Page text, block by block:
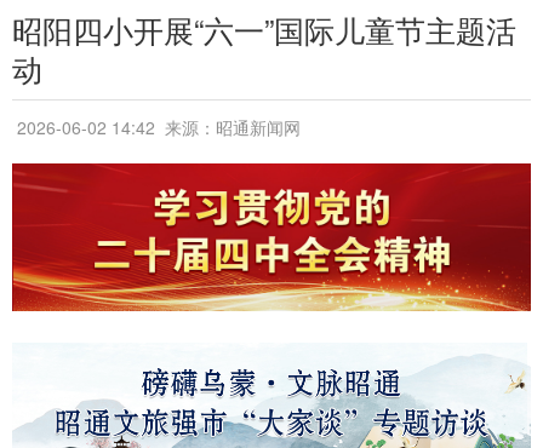
昭阳四小开展“六一”国际儿童节主题活
动
2026-06-02 14:42 来源：昭通新闻网